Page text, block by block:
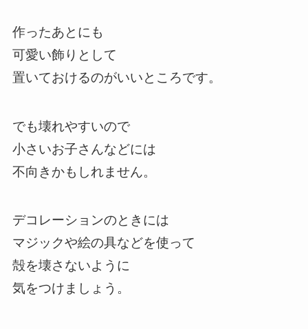
作ったあとにも
可愛い飾りとして
置いておけるのがいいところです。
でも壊れやすいので
小さいお子さんなどには
不向きかもしれません。
デコレーションのときには
マジックや絵の具などを使って
殻を壊さないように
気をつけましょう。